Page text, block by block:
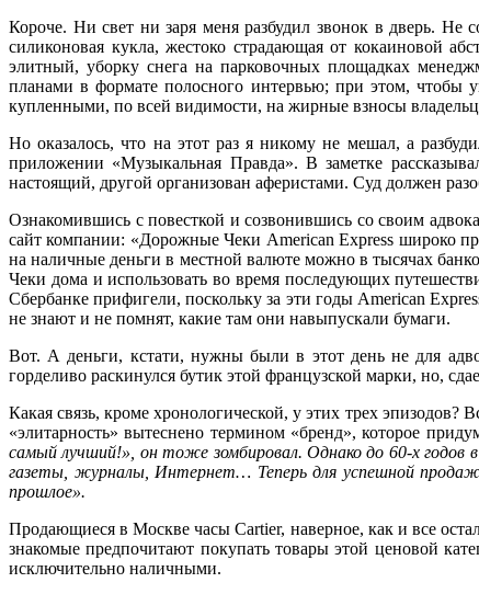
Короче. Ни свет ни заря меня разбудил звонок в дверь. Не
силиконовая кукла, жестоко страдающая от кокаиновой
элитный, уборку снега на парковочных площадках
планами в формате полосного интервью; при этом, чтобы
купленными, по всей видимости, на жирные взносы
Но оказалось, что на этот раз я никому не мешал, а
приложении «Музыкальная Правда». В заметке
настоящий, другой организован аферистами. Суд должен
Ознакомившись с повесткой и созвонившись со своим
сайт компании: «Дорожные Чеки American Express широко
на наличные деньги в местной валюте можно в тысячах
Чеки дома и использовать во время последующих
Сбербанке прифигели, поскольку за эти годы American
не знают и не помнят, какие там они навыпускали бумаги.
Вот. А деньги, кстати, нужны были в этот день не для
горделиво раскинулся бутик этой французской марки, но,
Какая связь, кроме хронологической, у этих трех
«элитарность» вытеснено термином «бренд», которое
самый лучший!», он тоже зомбировал. Однако до 60-х годов
газеты, журналы, Интернет… Теперь для успешной
прошлое».
Продающиеся в Москве часы Cartier, наверное, как и все
знакомые предпочитают покупать товары этой ценовой
исключительно наличными.